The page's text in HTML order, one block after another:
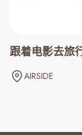
跟着电影去旅
AIRSIDE